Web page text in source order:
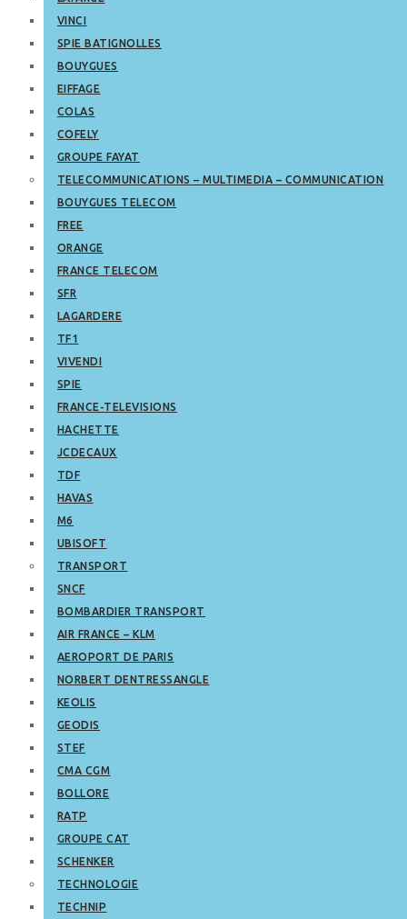
VINCI
SPIE BATIGNOLLES
BOUYGUES
EIFFAGE
COLAS
COFELY
GROUPE FAYAT
TELECOMMUNICATIONS – MULTIMEDIA – COMMUNICATION
BOUYGUES TELECOM
FREE
ORANGE
FRANCE TELECOM
SFR
LAGARDERE
TF1
VIVENDI
SPIE
FRANCE-TELEVISIONS
HACHETTE
JCDECAUX
TDF
HAVAS
M6
UBISOFT
TRANSPORT
SNCF
BOMBARDIER TRANSPORT
AIR FRANCE – KLM
AEROPORT DE PARIS
NORBERT DENTRESSANGLE
KEOLIS
GEODIS
STEF
CMA CGM
BOLLORE
RATP
GROUPE CAT
SCHENKER
TECHNOLOGIE
TECHNIP